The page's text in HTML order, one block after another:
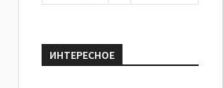
ИНТЕРЕСНОЕ